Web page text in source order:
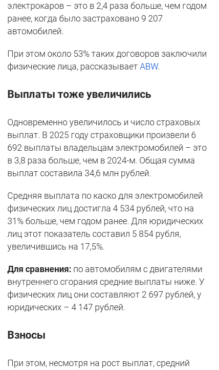
электрокаров – это в 2,4 раза больше, чем годом
ранее, когда было застраховано 9 207
автомобилей.
При этом около 53% таких договоров заключили
физические лица, рассказываетABW.
Выплаты тоже увеличились
Одновременно увеличилось и число страховых
выплат. В 2025 году страховщики произвели 6
692 выплаты владельцам электромобилей – это
в 3,8 раза больше, чем в 2024-м. Общая сумма
выплат составила 34,6 млн рублей.
Средняя выплата по каско для электромобилей
физических лиц достигла 4 534 рублей, что на
31% больше, чем годом ранее. Для юридических
лиц этот показатель составил 5 854 рубля,
увеличившись на 17,5%.
Для сравнения: по автомобилям с двигателями
внутреннего сгорания средние выплаты ниже. У
физических лиц они составляют 2 697 рублей, у
юридических – 4 147 рублей.
Взносы
При этом, несмотря на рост выплат, средний